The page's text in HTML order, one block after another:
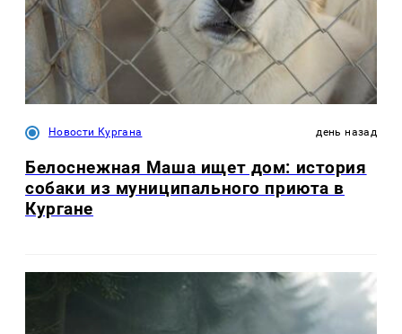
Новости Кургана день назад
Белоснежная Маша ищет дом: история
собаки из муниципального приюта в
Кургане